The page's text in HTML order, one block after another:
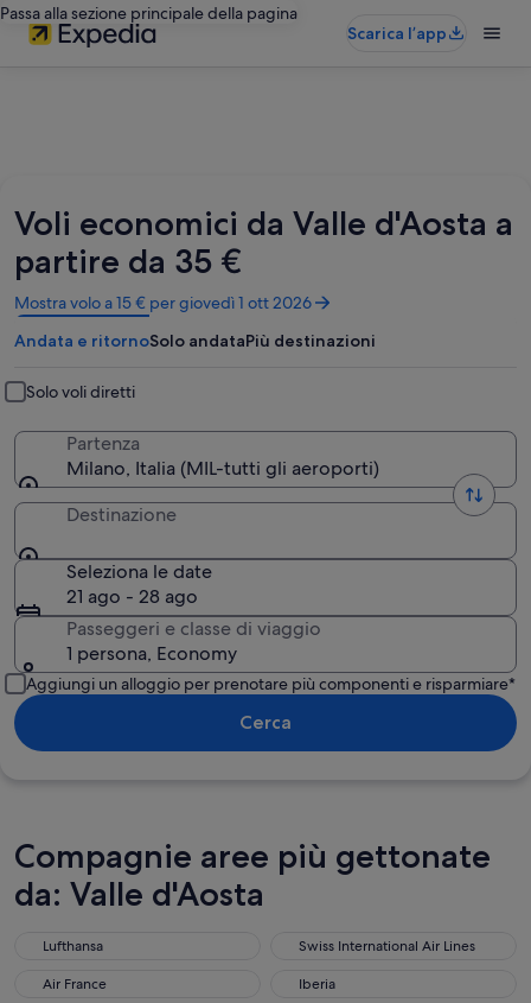
Passa alla sezione principale della pagina
Scarica l’app
Voli economici da Valle d'Aosta a
partire da 35 €
Mostra volo a 15 € per giovedì 1 ott 2026
Apertura
in
un’altra
Andata e ritornoSolo andataPiù destinazioni
Solo voli diretti
Partenza
Milano, Italia (MIL-tutti gli aeroporti)
Destinazione
Seleziona le date
21 ago - 28 ago
Passeggeri e classe di viaggio
1 persona, Economy
Aggiungi un alloggio per prenotare più componenti e risparmiare*
Cerca
Compagnie aree più gettonate
da: Valle d'Aosta
Lufthansa
Swiss International Air Lines
Air France
Iberia